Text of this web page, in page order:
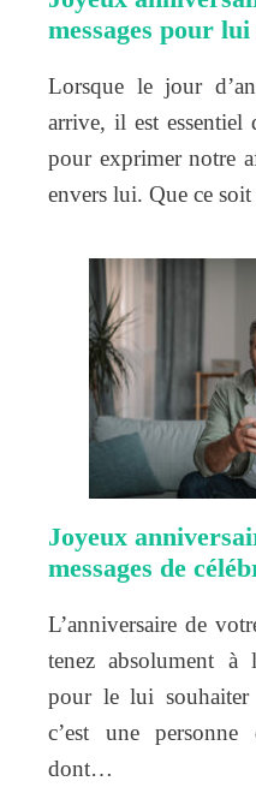
messages pour
Lorsque le jour
arrive, il est essentiel
pour exprimer notre
envers lui. Que ce
Joyeux
messages de
L’anniversaire de
tenez absolument à
pour le lui
c’est une
dont…